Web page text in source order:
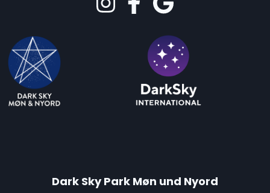
Dark Sky Park Møn und Nyord